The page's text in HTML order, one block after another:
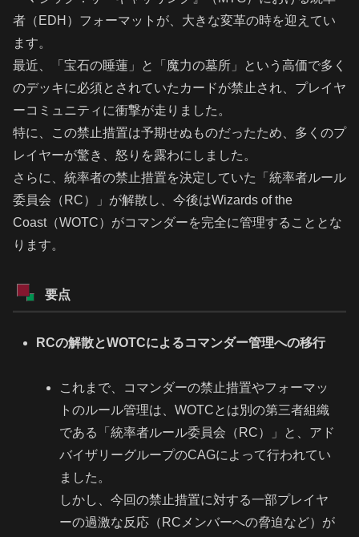
者（EDH）フォーマットが、大きな変革の時を迎えてい
ます。
最近、「宝石の睡蓮」と「魔力の墓所」という高価で多く
のデッキに必須とされていたカードが禁止され、プレイヤ
ーコミュニティに衝撃が走りました。
特に、この禁止措置は予期せぬものだったため、多くのプ
レイヤーが驚き、怒りを露わにしました。
さらに、統率者の禁止措置を決定していた「統率者ルール
委員会（RC）」が解散し、今後はWizards of the
Coast（WOTC）がコマンダーを完全に管理することとな
ります。
要点
RCの解散とWOTCによるコマンダー管理への移行
これまで、コマンダーの禁止措置やフォーマッ
トのルール管理は、WOTCとは別の第三者組織
である「統率者ルール委員会（RC）」と、アド
バイザリーグループのCAGによって行われてい
ました。
しかし、今回の禁止措置に対する一部プレイヤ
ーの過激な反応（RCメンバーへの脅迫など）が